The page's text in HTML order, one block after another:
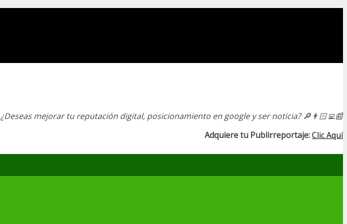
¿Deseas mejorar tu reputación digital, posicionamiento en google y ser noticia?🔎👨🏻‍💻📰
Adquiere tu Publirreportaje:Clic Aquí